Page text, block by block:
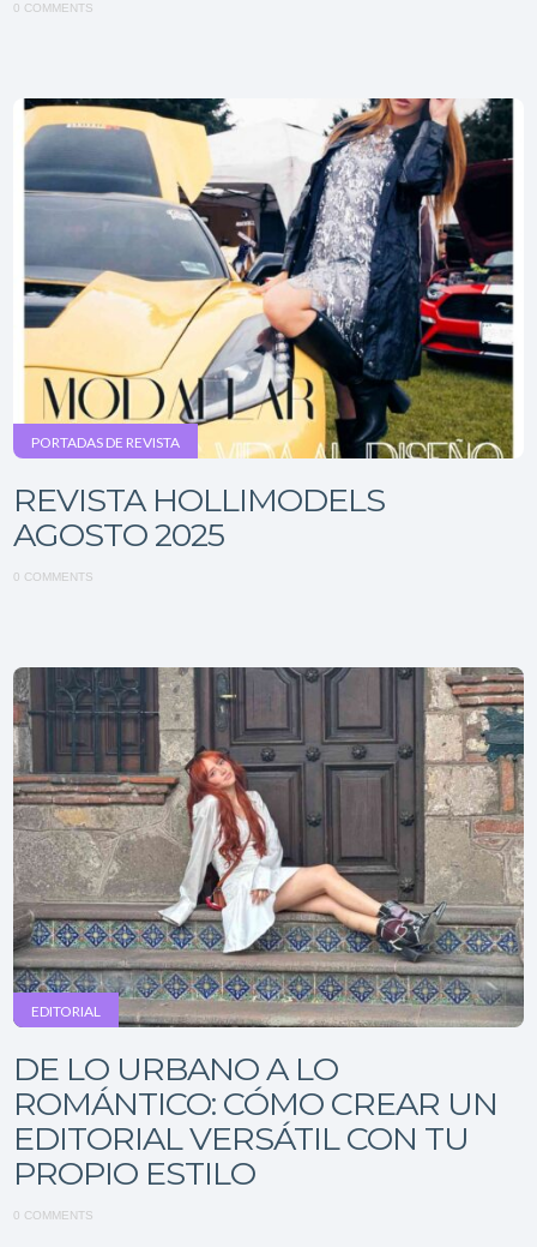
0 COMMENTS
PORTADAS DE REVISTA
REVISTA HOLLIMODELS
AGOSTO 2025
0 COMMENTS
EDITORIAL
DE LO URBANO A LO
ROMÁNTICO: CÓMO CREAR UN
EDITORIAL VERSÁTIL CON TU
PROPIO ESTILO
0 COMMENTS